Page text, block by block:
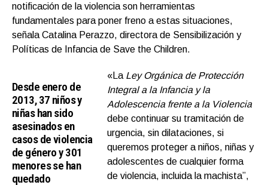
notificación de la violencia son herramientas
fundamentales para poner freno a estas situaciones,
señala Catalina Perazzo, directora de Sensibilización y
Políticas de Infancia de Save the Children.
Desde enero de
2013, 37 niños y
niñas han sido
asesinados en
casos de violencia
de género y 301
menores se han
quedado
«La Ley Orgánica de Protección
Integral a la Infancia y la
Adolescencia frente a la Violencia
debe continuar su tramitación de
urgencia, sin dilataciones, si
queremos proteger a niños, niñas y
adolescentes de cualquier forma
de violencia, incluida la machista”,